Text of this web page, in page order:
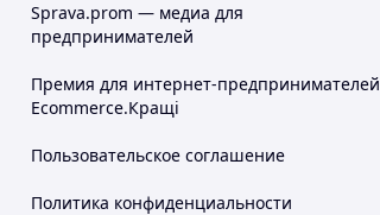
Sprava.prom — медиа для
предпринимателей
Премия для интернет-предпринимателей
Ecommerce.Кращі
Пользовательское соглашение
Политика конфиденциальности